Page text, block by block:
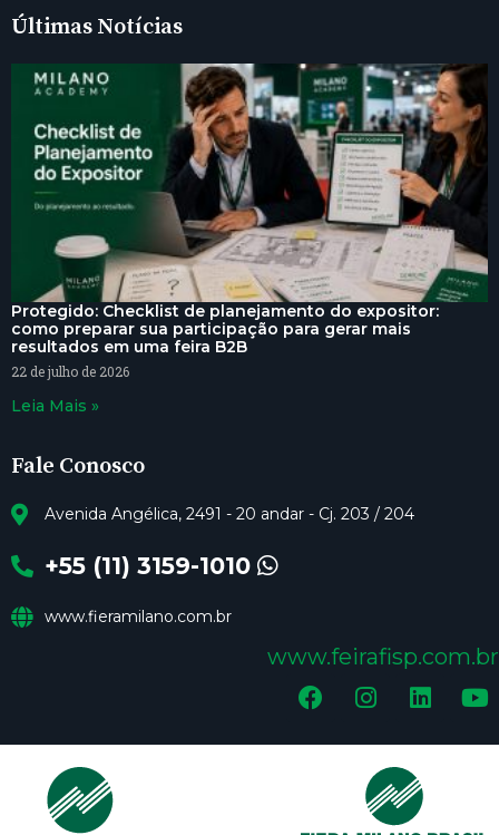
Últimas Notícias
Protegido: Checklist de planejamento do expositor:
como preparar sua participação para gerar mais
resultados em uma feira B2B
22 de julho de 2026
Leia Mais »
Fale Conosco
Avenida Angélica, 2491 - 20 andar - Cj. 203 / 204
+55 (11) 3159-1010
www.fieramilano.com.br
www.feirafisp.com.br